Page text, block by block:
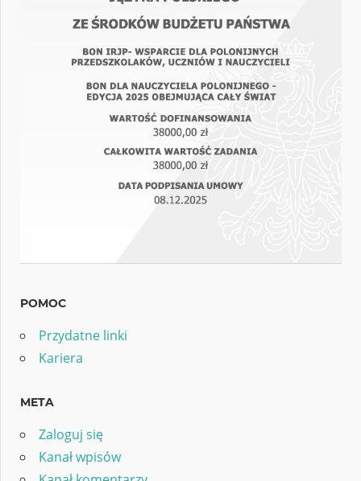
POMOC
Przydatne linki
Kariera
META
Zaloguj się
Kanał wpisów